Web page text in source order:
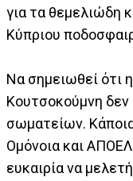
για τα θεμελιώδη
Κύπριου
Να σημειωθεί ότι
Κουτσοκούμνη
σωματείων.
Ομόνοια και
ευκαιρία να